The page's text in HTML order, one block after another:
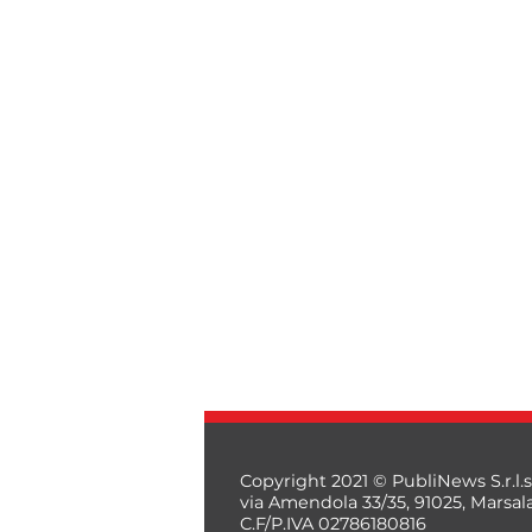
Copyright 2021 © PubliNews
via Amendola 33/35, 91025,
C.F/P.IVA 02786180816